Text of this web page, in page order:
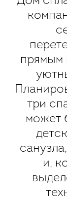
прямым
три
может
и,